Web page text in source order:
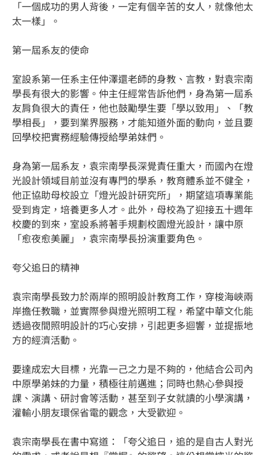
「一個成功的男人背後，一定有個辛苦的女人，就像他太
太一樣」。
第一屆系友的使命
室設系第一任系主任仲澤還老師的身教、言教，對袁宗南
學長有很大的影響。仲主任經常告訴他們，身為第一屆系
友肩負很大的責任，他也鼓勵學生要「學以致用」、「教
學相長」，要到業界服務，才能知道外面的動向，並且要
回學校把實務經驗傳授給學弟妹們。
身為第一屆系友，袁宗南學長深覺責任重大，而國內在燈
光設計領域目前並沒有專門的學系，教育體系並不健全，
他正協助母校設立「燈光設計研究所」，期望這項專業能
受到肯定，培養更多人才。此外，母校為了迎接五十週年
校慶的到來，室設系將著手規劃校園燈光設計，讓中原
「愈夜愈美麗」，袁宗南學長扮演重要角色。
夸父追日的精神
袁宗南學長致力於兩岸的照明設計教育工作，穿梭海峽兩
岸擔任教職，並實際參與燈光照明工程，希望中華文化能
透過夜間照明設計的巧心安排，引起更多迴響，並提振地
方的經濟活動。
要達成宏大目標，光靠一己之力是不夠的，他結合公司內
中原學弟妹的力量，積極往前邁進；同時也熱心參與授
課、演講、研討會等活動，甚至到子女就讀的小學演講，
灌輸小朋友環保省電的觀念，大受歡迎。
袁宗南學長在書中寫道：「夸父追日，追的是自古人對光